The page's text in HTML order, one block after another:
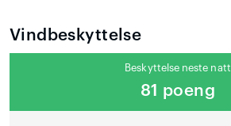
Vindbeskyttelse
Beskyttelse neste natt
81 poeng